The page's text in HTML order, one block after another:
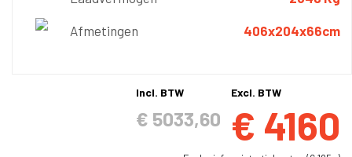
Afmetingen 406x204x66cm
Incl. BTW
€ 5033,60
Excl. BTW
€ 4160